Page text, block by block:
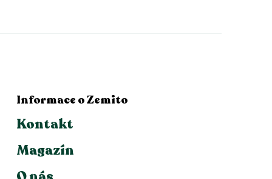
Informace o Zemito
Kontakt
Magazín